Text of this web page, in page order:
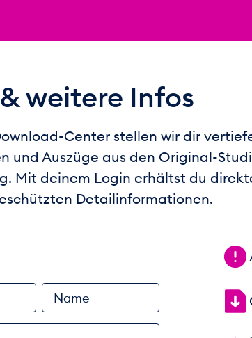
weitere Infos
Center stellen wir dir
und Auszüge aus den Original-
Mit deinem Login erhältst du
Detailinformationen.
Name